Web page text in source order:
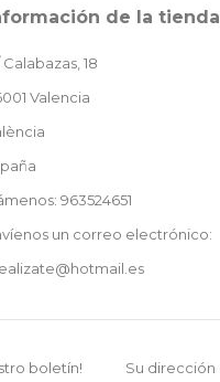
de la tienda
Calabazas, 18
Valencia
963524651
un correo electrónico:
boletín!